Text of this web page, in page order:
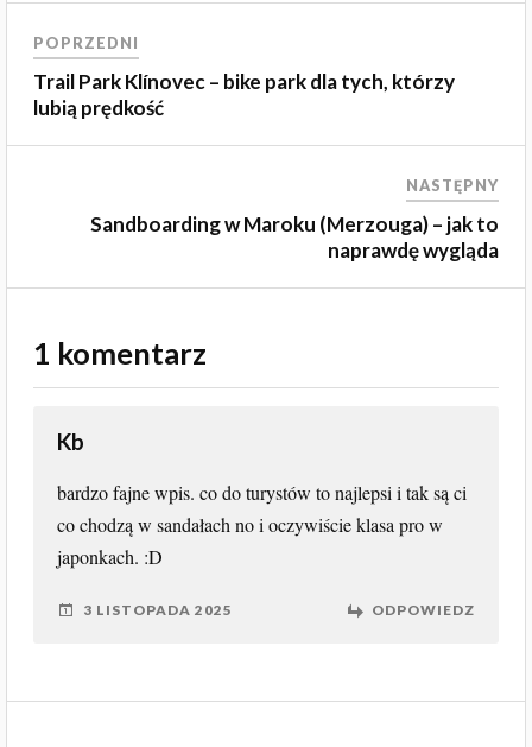
POPRZEDNI
Trail Park Klínovec – bike park dla tych, którzy
lubią prędkość
NASTĘPNY
Sandboarding w Maroku (Merzouga) – jak to
naprawdę wygląda
1 komentarz
Kb
bardzo fajne wpis. co do turystów to najlepsi i tak są ci
co chodzą w sandałach no i oczywiście klasa pro w
japonkach. :D
3 LISTOPADA 2025 ODPOWIEDZ